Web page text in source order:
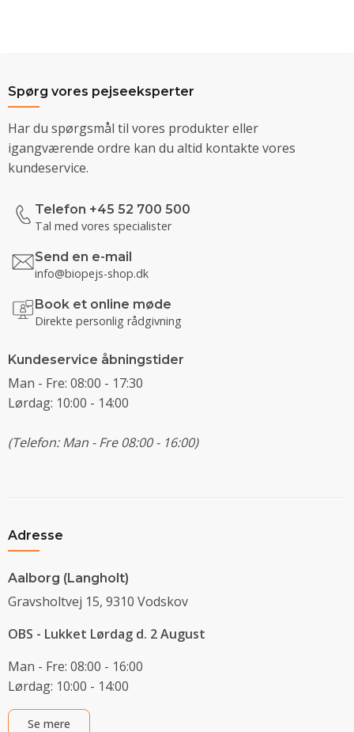
Spørg vores pejseeksperter
Har du spørgsmål til vores produkter eller
igangværende ordre kan du altid kontakte vores
kundeservice.
Telefon +45 52 700 500
Tal med vores specialister
Send en e-mail
info@biopejs-shop.dk
Book et online møde
Direkte personlig rådgivning
Kundeservice åbningstider
Man - Fre: 08:00 - 17:30
Lørdag: 10:00 - 14:00
(Telefon: Man - Fre 08:00 - 16:00)
Adresse
Aalborg (Langholt)
Gravsholtvej 15, 9310 Vodskov
OBS - Lukket Lørdag d. 2 August
Man - Fre: 08:00 - 16:00
Lørdag: 10:00 - 14:00
Se mere